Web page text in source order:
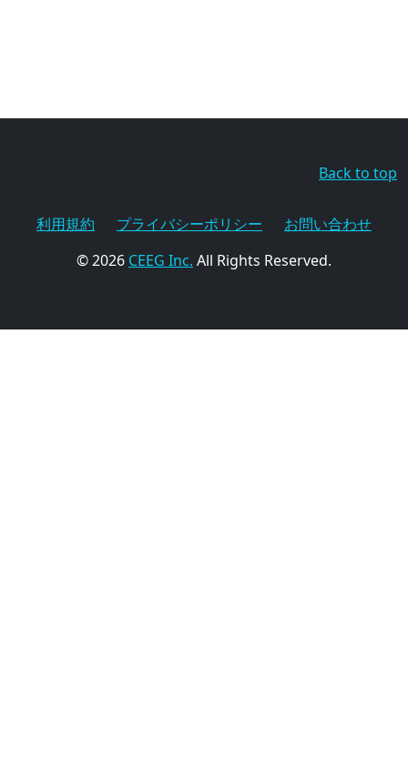
Back to top
利用規約 プライバシーポリシー
お問い合わせ
© 2026 CEEG Inc. All Rights Reserved.